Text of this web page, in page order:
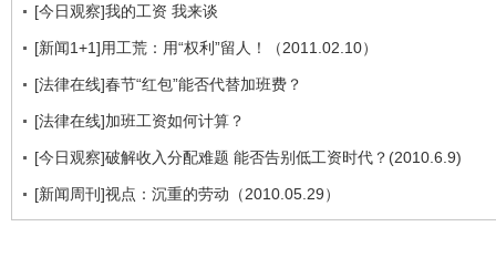
[今日观察]我的工资 我来谈
[新闻1+1]用工荒：用“权利”留人！（2011.02.10）
[法律在线]春节“红包”能否代替加班费？
[法律在线]加班工资如何计算？
[今日观察]破解收入分配难题 能否告别低工资时代？(2010.6.9)
[新闻周刊]视点：沉重的劳动（2010.05.29）